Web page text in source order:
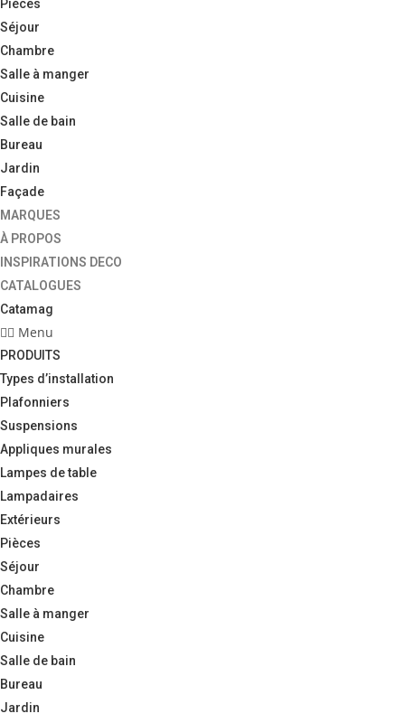
Pièces
Séjour
Chambre
Salle à manger
Cuisine
Salle de bain
Bureau
Jardin
Façade
MARQUES
À PROPOS
INSPIRATIONS DECO
CATALOGUES
Catamag
Menu
PRODUITS
Types d’installation
Plafonniers
Suspensions
Appliques murales
Lampes de table
Lampadaires
Extérieurs
Pièces
Séjour
Chambre
Salle à manger
Cuisine
Salle de bain
Bureau
Jardin